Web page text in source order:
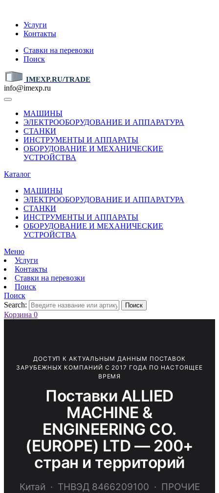
Услуги
Контакты
Ставки на перевозки
Поиск
IMEXP.RU/TRADE
info@imexp.ru
МАШИНЫ
ЭЛЕКТРООБОРУДОВАНИЕ И АППАРАТУРА
СТАНКИ
ИНСТРУМЕНТЫ И АППАРАТЫ
ОБОРУДОВАНИЕ И МЕХАНИЧЕСКИЕ
УСТРОЙСТВА
Каталог
МАШИНЫ
ЭЛЕКТРООБОРУДОВАНИЕ И АППАРАТУРА
СТАНКИ
ИНСТРУМЕНТЫ И АППАРАТЫ
ОБОРУДОВАНИЕ И МЕХАНИЧЕСКИЕ
УСТРОЙСТВА
Меню
Услуги
Контакты
Ставки на перевозки
Поиск
Поиск
Search:
Поиск
Корзина 0
ДОСТУП К АКТУАЛЬНЫМ ДАННЫМ ПОСТАВОК
ЗАРУБЕЖНЫХ КОМПАНИЙ С 2017 ГОДА ПО НАСТОЯЩЕЕ
ВРЕМЯ
Поставки ALLIED
MACHINE &
ENGINEERING CO.
(EUROPE) LTD — 200+
стран и территорий
Китай · ТНВЭД 8466209100 · ПРОЧИЕ